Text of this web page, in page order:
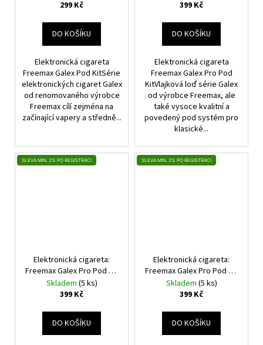
299 Kč
DO KOŠÍKU
Elektronická cigareta
Freemax Galex Pod KitSérie
elektronických cigaret Galex
od renomovaného výrobce
Freemax cílí zejména na
začínající vapery a středně...
399 Kč
DO KOŠÍKU
Elektronická cigareta
Freemax Galex Pro Pod
KitVlajková loď série Galex
od výrobce Freemax, ale
také vysoce kvalitní a
povedený pod systém pro
klasické...
SLEVA MIN. 2% PO REGISTRACI
Elektronická cigareta:
Freemax Galex Pro Pod Kit
(800mAh) (Gunmetal)
Skladem (5 ks)
399 Kč
DO KOŠÍKU
SLEVA MIN. 2% PO REGISTRACI
Elektronická cigareta:
Freemax Galex Pro Pod Kit
(800mAh) (Cyan Purple)
Skladem (5 ks)
399 Kč
DO KOŠÍKU